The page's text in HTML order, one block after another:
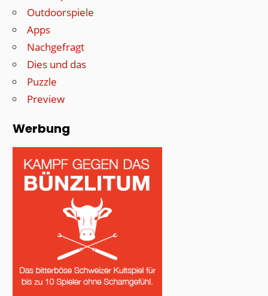
Outdoorspiele
Apps
Nachgefragt
Dies und das
Puzzle
Preview
Werbung